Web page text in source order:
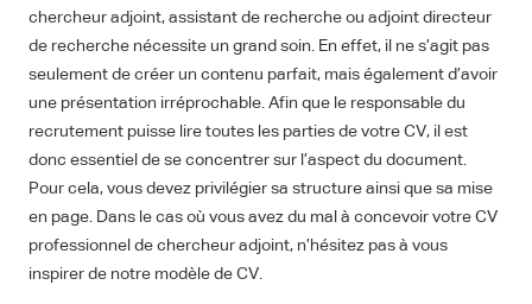
chercheur adjoint, assistant de recherche ou adjoint directeur
de recherche nécessite un grand soin. En effet, il ne s’agit pas
seulement de créer un contenu parfait, mais également d’avoir
une présentation irréprochable. Afin que le responsable du
recrutement puisse lire toutes les parties de votre CV, il est
donc essentiel de se concentrer sur l’aspect du document.
Pour cela, vous devez privilégier sa structure ainsi que sa mise
en page. Dans le cas où vous avez du mal à concevoir votre CV
professionnel de chercheur adjoint, n’hésitez pas à vous
inspirer de notre modèle de CV.